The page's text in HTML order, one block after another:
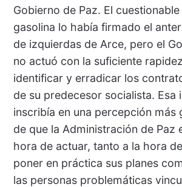
Gobierno de Paz. El
gasolina lo había firmado el
de izquierdas de Arce, pero el
no actuó con la suficiente
identificar y erradicar los
de su predecesor socialista. Esa
inscribía en una percepción más
de que la Administración de Paz
hora de actuar, tanto a la hora
poner en práctica sus planes
las personas problemáticas